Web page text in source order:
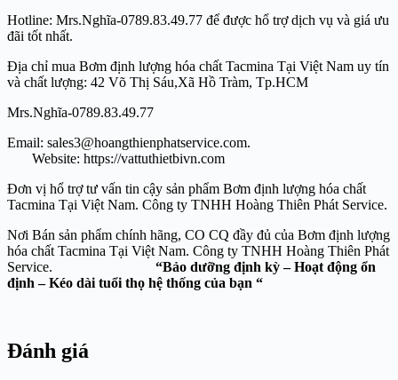
Hotline: Mrs.Nghĩa-0789.83.49.77 để được hổ trợ dịch vụ và giá ưu
đãi tốt nhất.
Địa chỉ mua Bơm định lượng hóa chất Tacmina Tại Việt Nam uy tín
và chất lượng: 42 Võ Thị Sáu,Xã Hồ Tràm, Tp.HCM
Mrs.Nghĩa-0789.83.49.77
Email: sales3@hoangthienphatservice.com.
Website: https://vattuthietbivn.com
Đơn vị hổ trợ tư vấn tin cậy sản phẩm Bơm định lượng hóa chất
Tacmina Tại Việt Nam. Công ty TNHH Hoàng Thiên Phát Service.
Nơi Bán sản phẩm chính hãng, CO CQ đầy đủ của Bơm định lượng
hóa chất Tacmina Tại Việt Nam. Công ty TNHH Hoàng Thiên Phát
Service.
“Bảo dưỡng định kỳ – Hoạt động ổn
định – Kéo dài tuổi thọ hệ thống của bạn “
Đánh giá